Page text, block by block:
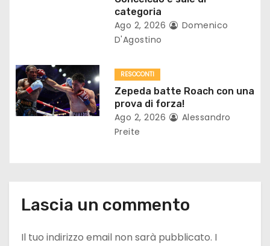
l
i
categoria
Ago 2, 2026
Domenico
D'Agostino
RESOCONTI
Zepeda batte Roach con una
prova di forza!
Ago 2, 2026
Alessandro
Preite
Lascia un commento
Il tuo indirizzo email non sarà pubblicato. I